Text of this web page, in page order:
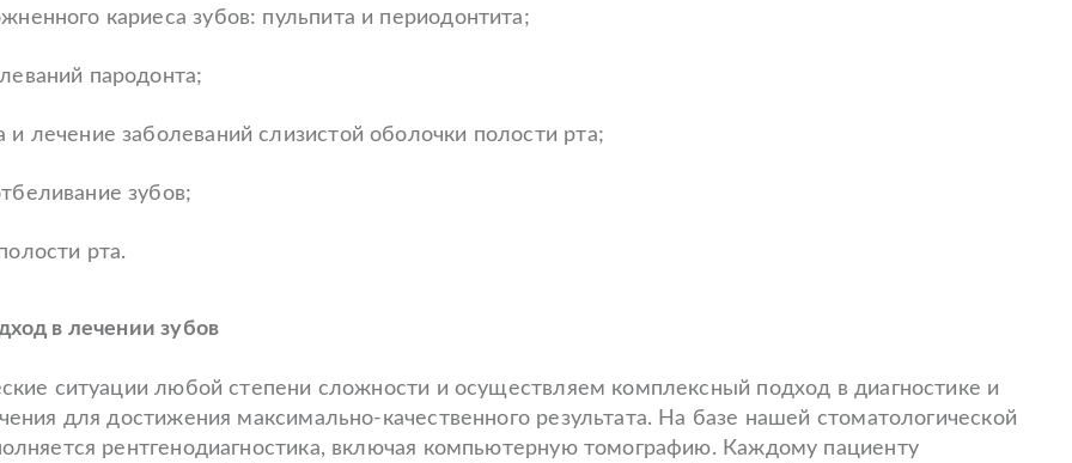
кариеса зубов: пульпита и периодонтита;
пародонта;
и лечение заболеваний слизистой оболочки полости рта;
зубов;
рта.
в лечении зубов
ситуации любой степени сложности и осуществляем комплексный подход в диагностике и
для достижения максимально-качественного результата. На базе нашей стоматологической
рентгенодиагностика, включая компьютерную томографию. Каждому пациенту